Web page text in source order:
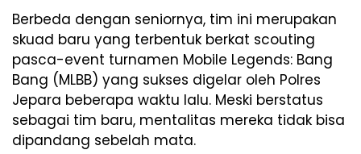
Berbeda dengan seniornya, tim ini merupakan
skuad baru yang terbentuk berkat scouting
pasca-event turnamen Mobile Legends: Bang
Bang (MLBB) yang sukses digelar oleh Polres
Jepara beberapa waktu lalu. Meski berstatus
sebagai tim baru, mentalitas mereka tidak bisa
dipandang sebelah mata.